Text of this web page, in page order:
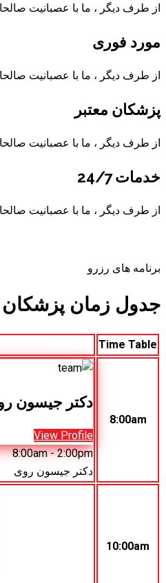
از طرف دیگر ، ما با عصبانیت
مورد فوری
از طرف دیگر ، ما با عصبانیت
پزشکان معتبر
از طرف دیگر ، ما با عصبانیت
خدمات 24/7
از طرف دیگر ، ما با عصبانیت
برنامه های رزرو
جدول زمان پزشکان
Time Table
8:00am
دکتر جیسون
View Profile
8:00am - 2:00pm
دکتر جیسون روی
10:00am